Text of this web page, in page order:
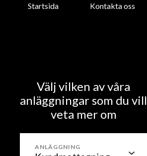
Startsida Kontakta oss
Välj vilken av våra
anläggningar som du vill
veta mer om
ANLÄGGNING